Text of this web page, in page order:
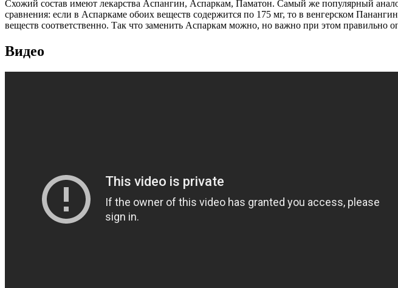
Схожий состав имеют лекарства Аспангин, Аспаркам, Паматон. Самый же популярный
сравнения: если в Аспаркаме обоих веществ содержится по 175 мг, то в венгерском
веществ соответственно. Так что заменить Аспаркам можно, но важно при этом правильно
Видео